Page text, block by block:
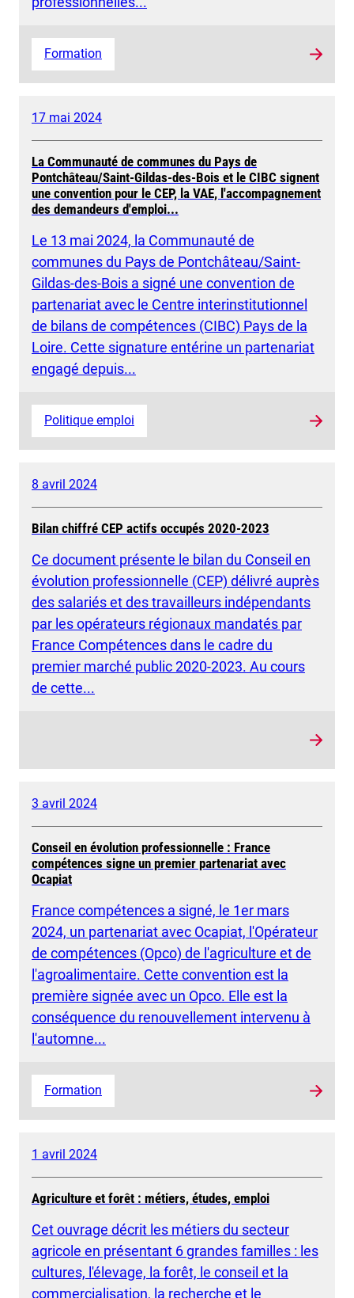
Formation
17 mai 2024
La Communauté de communes du Pays de
Pontchâteau/Saint-Gildas-des-Bois et le CIBC signent
une convention pour le CEP, la VAE, l'accompagnement
des demandeurs d'emploi...
Le 13 mai 2024, la Communauté de
communes du Pays de Pontchâteau/Saint-
Gildas-des-Bois a signé une convention de
partenariat avec le Centre interinstitutionnel
de bilans de compétences (CIBC) Pays de la
Loire. Cette signature entérine un partenariat
engagé depuis...
Politique emploi
8 avril 2024
Bilan chiffré CEP actifs occupés 2020-2023
Ce document présente le bilan du Conseil en
évolution professionnelle (CEP) délivré auprès
des salariés et des travailleurs indépendants
par les opérateurs régionaux mandatés par
France Compétences dans le cadre du
premier marché public 2020-2023. Au cours
de cette...
3 avril 2024
Conseil en évolution professionnelle : France
compétences signe un premier partenariat avec
Ocapiat
France compétences a signé, le 1er mars
2024, un partenariat avec Ocapiat, l'Opérateur
de compétences (Opco) de l'agriculture et de
l'agroalimentaire. Cette convention est la
première signée avec un Opco. Elle est la
conséquence du renouvellement intervenu à
l'automne...
Formation
1 avril 2024
Agriculture et forêt : métiers, études, emploi
Cet ouvrage décrit les métiers du secteur
agricole en présentant 6 grandes familles : les
cultures, l'élevage, la forêt, le conseil et la
commercialisation, la recherche et le